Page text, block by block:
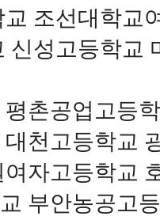
조선대학교
신성고등학교
촌공업고등
천고등학교
자고등학교
부안농공고